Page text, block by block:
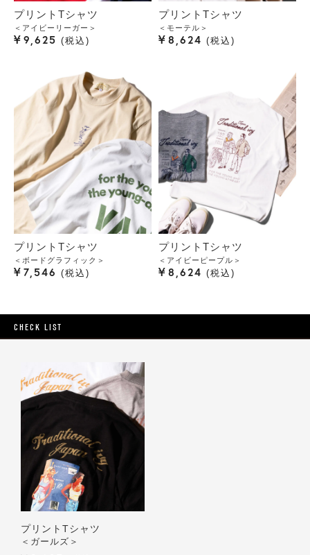
プリントTシャツ
＜アイビーリーガー＞
¥ 9,625 税込
プリントTシャツ
＜モーテル＞
¥ 8,624 税込
プリントTシャツ
＜ボードグラフィック＞
¥ 7,546 税込
プリントTシャツ
＜アイビーピープル＞
¥ 8,624 税込
CHECK LIST
プリントTシャツ
＜ガールズ＞